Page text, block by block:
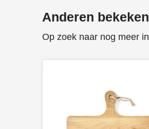
Anderen
Op zoek naar nog meer